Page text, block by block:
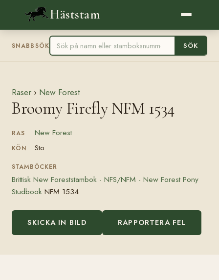
Häststam
SNABBSÖK SÖK
Raser › New Forest
Broomy Firefly NFM 1534
RAS New Forest
KÖN Sto
STAMBÖCKER
Brittisk New Foreststambok - NFS/NFM - New Forest Pony
Studbook NFM 1534
SKICKA IN BILD RAPPORTERA FEL